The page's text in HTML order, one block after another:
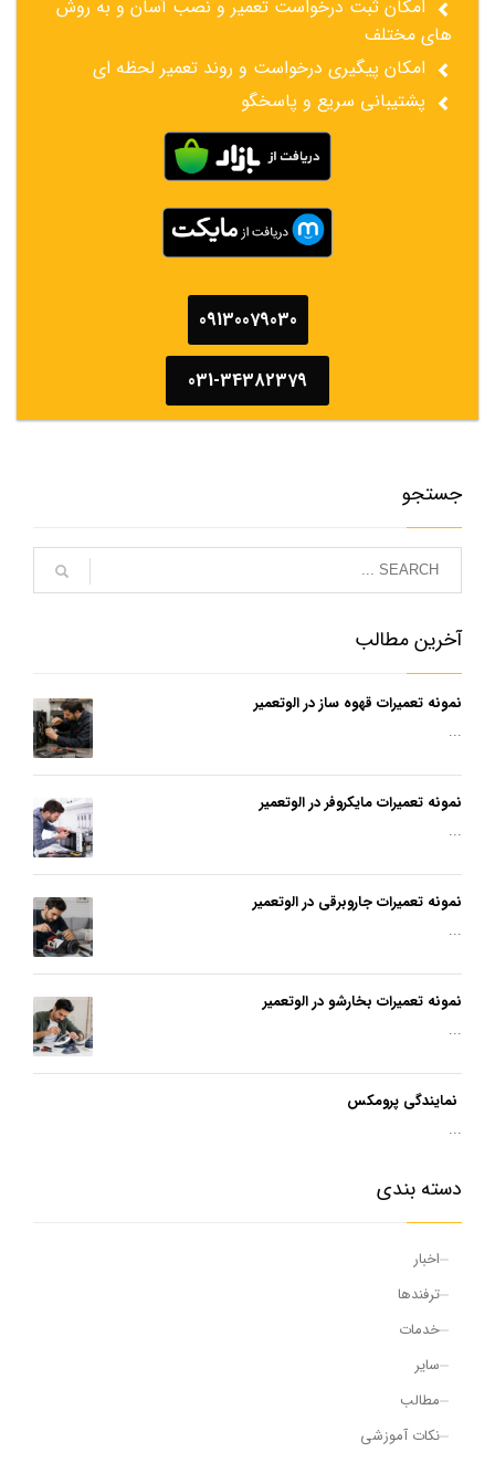
امکان ثبت درخواست تعمیر و نصب آسان و به روش
های مختلف
امکان پیگیری درخواست و روند تعمیر لحظه ای
پشتیبانی سریع و پاسخگو
09130079030
031-34382379
جستجو
آخرین مطالب
نمونه تعمیرات قهوه ساز در الوتعمیر
...
نمونه تعمیرات مایکروفر در الوتعمیر
...
نمونه تعمیرات جاروبرقی در الوتعمیر
...
نمونه تعمیرات بخارشو در الوتعمیر
...
نمایندگی پرومکس
...
دسته بندی
اخبار
ترفندها
خدمات
سایر
مطالب
نکات آموزشی